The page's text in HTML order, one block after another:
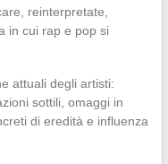
reinterpretate,
in cui rap e pop si
attuali degli artisti:
sottili, omaggi in
di eredità e influenza